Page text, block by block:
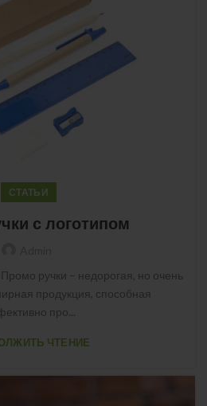
СТАТЬИ
с логотипом
ручки – недорогая, но очень
продукция, способная
про...
ЧТЕНИЕ